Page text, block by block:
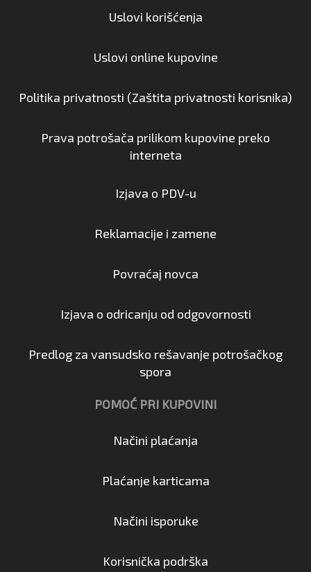
Uslovi korišćenja
Uslovi online kupovine
Politika privatnosti (Zaštita privatnosti korisnika)
Prava potrošača prilikom kupovine preko
interneta
Izjava o PDV-u
Reklamacije i zamene
Povraćaj novca
Izjava o odricanju od odgovornosti
Predlog za vansudsko rešavanje potrošačkog
spora
POMOĆ PRI KUPOVINI
Načini plaćanja
Plaćanje karticama
Načini isporuke
Korisnička podrška